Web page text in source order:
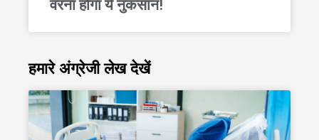
वरना होगा ये नुकसान!
हमारे अंग्रेजी लेख देखें